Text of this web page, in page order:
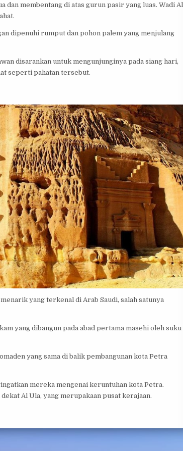
membentang di atas gurun pasir yang luas. Wadi Al
dipenuhi rumput dan pohon palem yang menjulang
disarankan untuk mengunjunginya pada siang hari,
seperti pahatan tersebut.
yang terkenal di Arab Saudi, salah satunya
yang dibangun pada abad pertama masehi oleh suku
yang sama di balik pembangunan kota Petra
mereka mengenai keruntuhan kota Petra.
Al Ula, yang merupakaan pusat kerajaan.